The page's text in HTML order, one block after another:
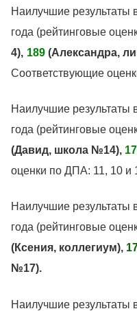
Наилучшие результаты
года (рейтинговые
4), 189 (Александра,
Соответствующие
Наилучшие результаты
года (рейтинговые
(Давид, школа №14),
оценки по ДПА: 11, 10 и
Наилучшие результаты
года (рейтинговые
(Ксения, коллегиум),
№17).
Наилучшие результаты